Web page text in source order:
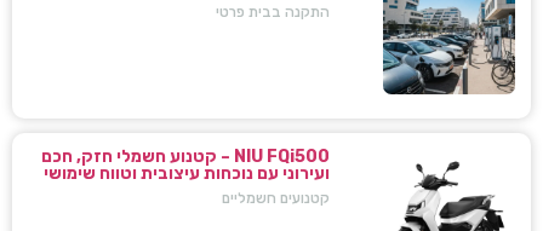
התקנה בבית פרטי
NIU FQi500 – קטנוע חשמלי חזק, חכם
ועירוני עם נוכחות עיצובית וטווח שימושי
קטנועים חשמליים